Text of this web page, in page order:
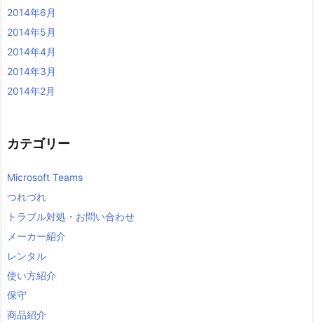
2014年6月
2014年5月
2014年4月
2014年3月
2014年2月
カテゴリー
Microsoft Teams
つれづれ
トラブル対処・お問い合わせ
メーカー紹介
レンタル
使い方紹介
保守
商品紹介